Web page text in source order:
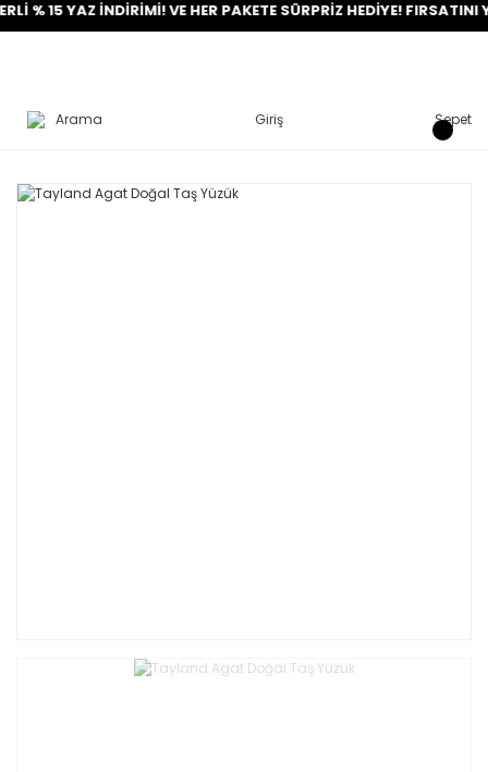
15 YAZ İNDİRİMİ! VE HER PAKETE SÜRPRİZ HEDİYE! FIRSATINI
Arama Giriş Sepet